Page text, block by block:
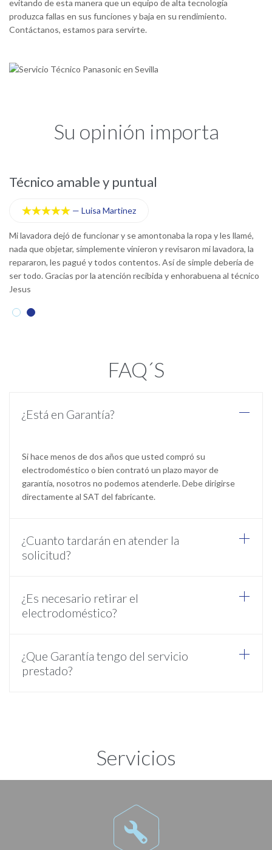
evitando de esta manera que un equipo de alta tecnología
produzca fallas en sus funciones y baja en su rendimiento.
Contáctanos, estamos para servirte.
Su opinión importa
Técnico amable y puntual
 — Luisa Martinez
Mi lavadora dejó de funcionar y se amontonaba la ropa y les llamé,
nada que objetar, simplemente vinieron y revisaron mi lavadora, la
repararon, les pagué y todos contentos. Así de simple debería de
ser todo. Gracias por la atención recibida y enhorabuena al técnico
Jesus
FAQ´S
¿Está en Garantía?
Si hace menos de dos años que usted compró su
electrodoméstico o bien contrató un plazo mayor de
garantía, nosotros no podemos atenderle. Debe dirigirse
directamente al SAT del fabricante.
¿Cuanto tardarán en atender la
solicitud?
¿Es necesario retirar el
electrodoméstico?
¿Que Garantía tengo del servicio
prestado?
Servicios
